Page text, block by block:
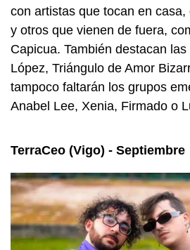
con artistas que tocan en
y otros que vienen de fuera,
Capicua. También destacan
López, Triángulo de Amor
tampoco faltarán los grupos
Anabel Lee, Xenia, Firmado o
TerraCeo (Vigo) - Septiembre